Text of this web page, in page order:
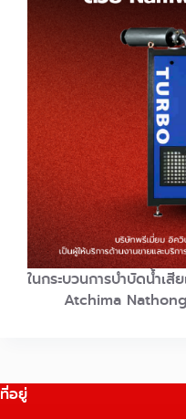
ในกระบวนการบำบัดน้ำเ
Atchima Nathong
ที่อยู่